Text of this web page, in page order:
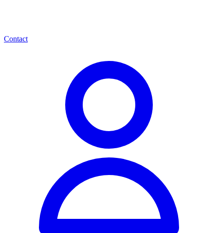
Contact